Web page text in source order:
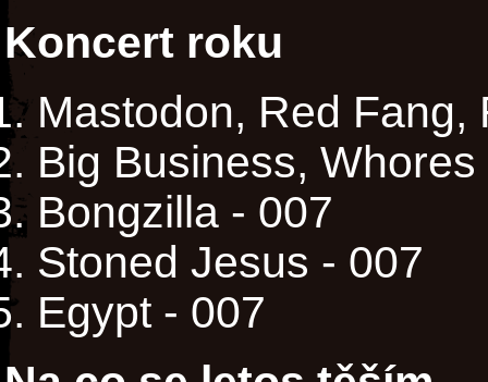
Koncert roku
Mastodon, Red
Big Business,
Bongzilla - 007
Stoned Jesus - 007
Egypt - 007